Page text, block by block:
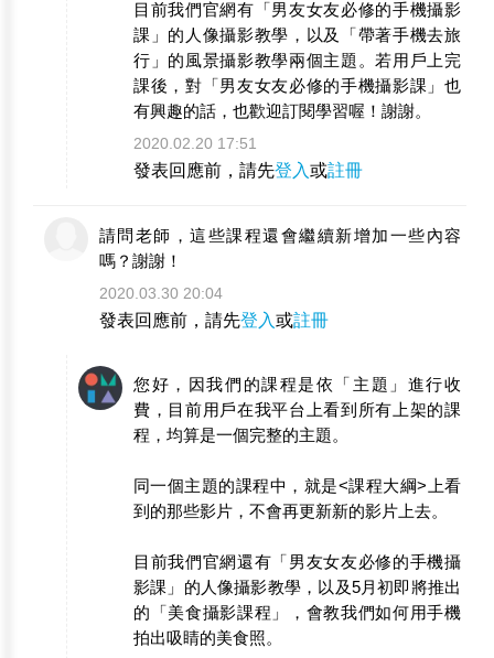
目前我們官網有「男友女友必修的手機攝影
課」的人像攝影教學，以及「帶著手機去旅
行」的風景攝影教學兩個主題。若用戶上完
課後，對「男友女友必修的手機攝影課」也
有興趣的話，也歡迎訂閱學習喔！謝謝。
2020.02.20 17:51
發表回應前，請先登入或註冊
請問老師，這些課程還會繼續新增加一些內容
嗎？謝謝！
2020.03.30 20:04
發表回應前，請先登入或註冊
您好，因我們的課程是依「主題」進行收
費，目前用戶在我平台上看到所有上架的課
程，均算是一個完整的主題。
同一個主題的課程中，就是<課程大綱>上看
到的那些影片，不會再更新新的影片上去。
目前我們官網還有「男友女友必修的手機攝
影課」的人像攝影教學，以及5月初即將推出
的「美食攝影課程」，會教我們如何用手機
拍出吸睛的美食照。